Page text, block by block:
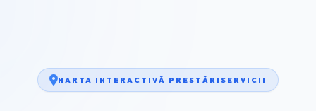
HARTA INTERACTIVĂ PRESTĂRISERVICII